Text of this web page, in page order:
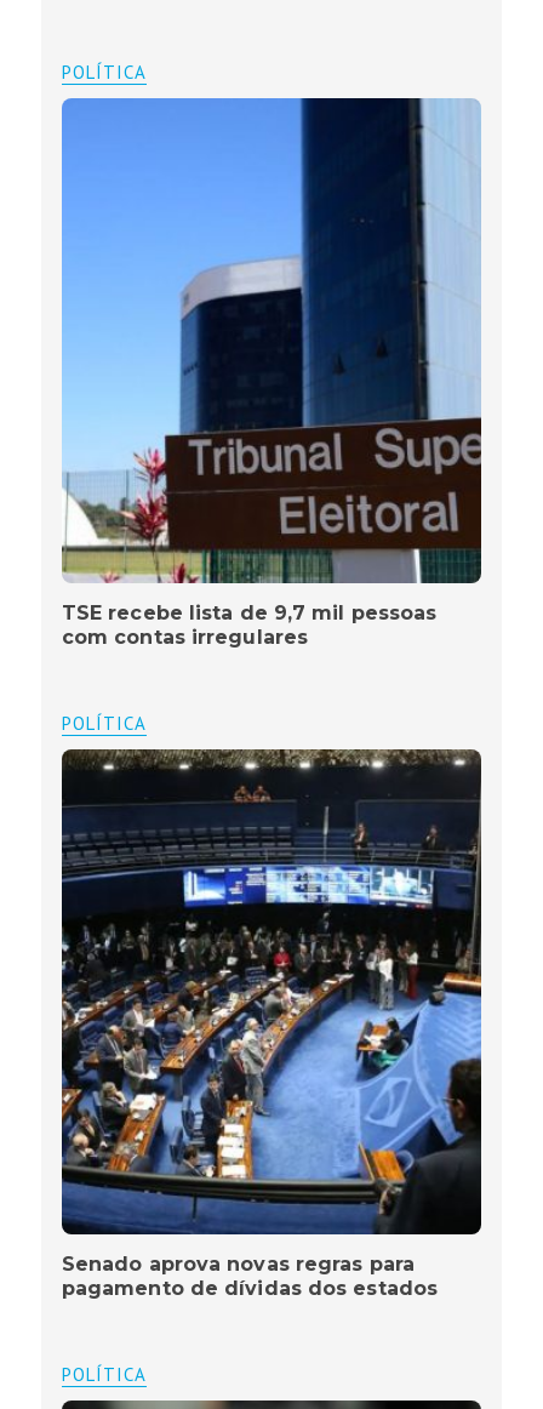
POLÍTICA
TSE recebe lista de 9,7 mil pessoas
com contas irregulares
POLÍTICA
Senado aprova novas regras para
pagamento de dívidas dos estados
POLÍTICA